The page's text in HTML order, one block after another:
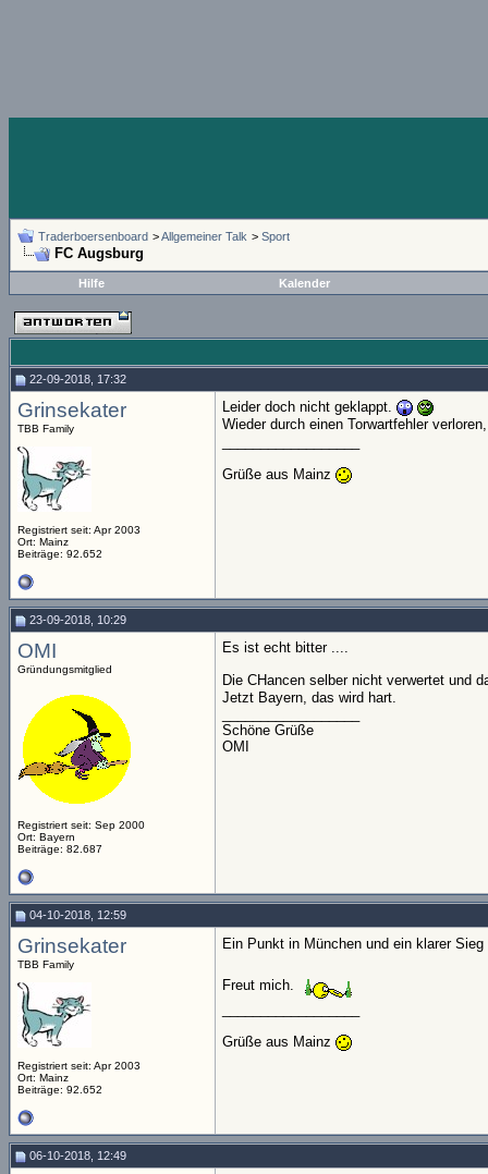
Traderboersenboard >Allgemeiner Talk > Sport
FC Augsburg
Hilfe Kalender
22-09-2018, 17:32
Grinsekater
TBB Family
Registriert seit: Apr 2003
Ort: Mainz
Beiträge: 92.652
Leider doch nicht geklappt.
Wieder durch einen Torwartfehler
Grüße aus Mainz
23-09-2018, 10:29
OMI
Gründungsmitglied
Registriert seit: Sep 2000
Ort: Bayern
Beiträge: 82.687
Es ist echt bitter ....
Die CHancen selber nicht verwertet und
Jetzt Bayern, das wird hart.
Schöne Grüße
OMI
04-10-2018, 12:59
Grinsekater
TBB Family
Registriert seit: Apr 2003
Ort: Mainz
Beiträge: 92.652
Ein Punkt in München und ein klarer
Freut mich.
Grüße aus Mainz
06-10-2018, 12:49